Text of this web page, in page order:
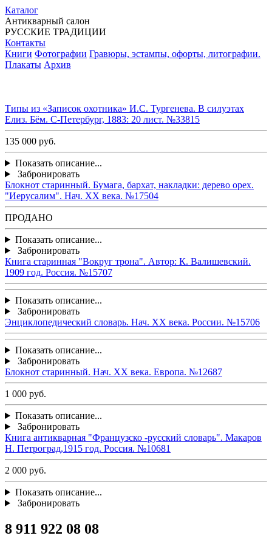
Каталог
Антикварный салон
РУССКИЕ ТРАДИЦИИ
Контакты
Книги Фотографии Гравюры, эстампы, офорты, литографии.
Плакаты Архив
Типы из «Записок охотника» И.С. Тургенева. В силуэтах
Елиз. Бём. С-Петербург, 1883: 20 лист. №33815
135 000 руб.
Показать описание...
Забронировать
Блокнот старинный. Бумага, бархат, накладки: дерево орех.
"Иерусалим". Нач. ХХ века. №17504
ПРОДАНО
Показать описание...
Забронировать
Книга старинная "Вокруг трона". Автор: К. Валишевский.
1909 год. Россия. №15707
Показать описание...
Забронировать
Энциклопедический словарь. Нач. ХХ века. России. №15706
Показать описание...
Забронировать
Блокнот старинный. Нач. ХХ века. Европа. №12687
1 000 руб.
Показать описание...
Забронировать
Книга антикварная "Французско -русский словарь". Макаров
Н. Петроград,1915 год. Россия. №10681
2 000 руб.
Показать описание...
Забронировать
8 911 922 08 08